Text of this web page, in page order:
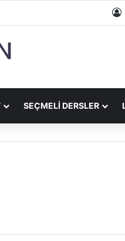
SEÇMELI DERSLER